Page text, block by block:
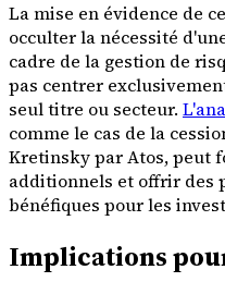
La mise en évidence de
occulter la nécessité
cadre de la gestion de
pas centrer
seul titre ou secteur.
comme le cas de la
Kretinsky par Atos, peut
additionnels et offrir des
bénéfiques pour les
Implications